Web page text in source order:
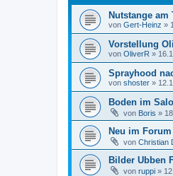
Nutstange
von Gert-Heinz »
Vorstellung
von OliverR »
Sprayhood
von shoster »
Boden im
von Boris »
Neu im
von Christian
Bilder Ubben
von ruppi »